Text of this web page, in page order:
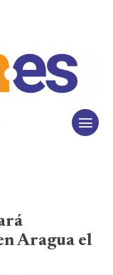
Aragua el